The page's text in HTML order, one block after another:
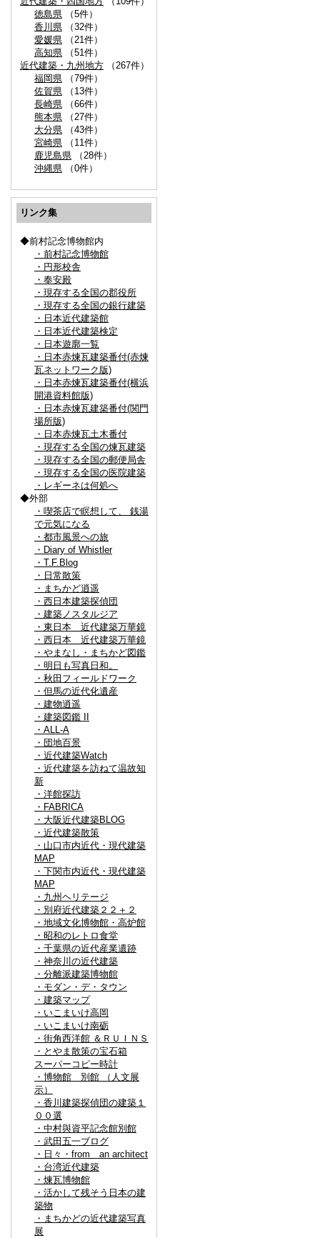
徳島県 （5件）
香川県 （32件）
愛媛県 （21件）
高知県 （51件）
近代建築・九州地方 （267件）
福岡県 （79件）
佐賀県 （13件）
長崎県 （66件）
熊本県 （27件）
大分県 （43件）
宮崎県 （11件）
鹿児島県 （28件）
沖縄県 （0件）
リンク集
◆前村記念博物館内
・前村記念博物館
・円形校舎
・奉安殿
・現存する全国の郡役所
・現存する全国の銀行建築
・日本近代建築館
・日本近代建築検定
・日本遊廓一覧
・日本赤煉瓦建築番付(赤煉
瓦ネットワーク版)
・日本赤煉瓦建築番付(横浜
開港資料館版)
・日本赤煉瓦建築番付(関門
場所版)
・日本赤煉瓦土木番付
・現存する全国の煉瓦建築
・現存する全国の郵便局舎
・現存する全国の医院建築
・レギーネは何処へ
◆外部
・喫茶店で瞑想して、 銭湯
で元気になる
・都市風景への旅
・Diary of Whistler
・T.F.Blog
・日常散策
・まちかど逍遥
・西日本建築探偵団
・建築ノスタルジア
・東日本 近代建築万華鏡
・西日本 近代建築万華鏡
・やまなし・まちかど図鑑
・明日も写真日和。
・秋田フィールドワーク
・但馬の近代化遺産
・建物逍遥
・建築図鑑 II
・ALL-A
・団地百景
・近代建築Watch
・近代建築を訪ねて温故知
新
・洋館探訪
・FABRICA
・大阪近代建築BLOG
・近代建築散策
・山口市内近代・現代建築
MAP
・下関市内近代・現代建築
MAP
・九州ヘリテージ
・別府近代建築２２＋２
・地域文化博物館・高炉館
・昭和のレトロ食堂
・千葉県の近代産業遺跡
・神奈川の近代建築
・分離派建築博物館
・モダン・デ・タウン
・建築マップ
・いこまいけ高岡
・いこまいけ南砺
・街角西洋館 ＆ＲＵＩＮＳ
・とやま散策の宝石箱
スーパーコピー時計
・博物館 別館 （人文展
示）
・香川建築探偵団の建築１
００選
・中村與資平記念館別館
・武田五一ブログ
・日々・from an architect
・台湾近代建築
・煉瓦博物館
・活かして残そう日本の建
築物
・まちかどの近代建築写真
展